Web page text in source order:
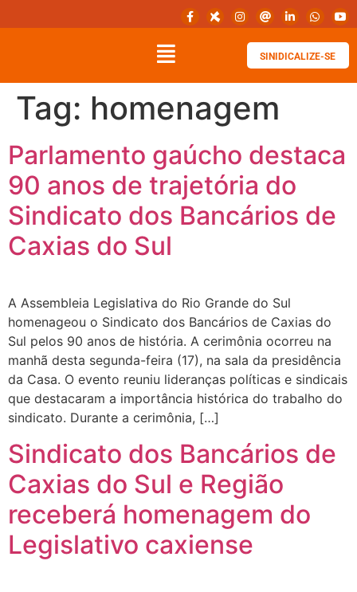
SINIDICALIZE-SE
Tag: homenagem
Parlamento gaúcho destaca
90 anos de trajetória do
Sindicato dos Bancários de
Caxias do Sul
A Assembleia Legislativa do Rio Grande do Sul
homenageou o Sindicato dos Bancários de Caxias do
Sul pelos 90 anos de história. A cerimônia ocorreu na
manhã desta segunda-feira (17), na sala da presidência
da Casa. O evento reuniu lideranças políticas e sindicais
que destacaram a importância histórica do trabalho do
sindicato. Durante a cerimônia, […]
Sindicato dos Bancários de
Caxias do Sul e Região
receberá homenagem do
Legislativo caxiense